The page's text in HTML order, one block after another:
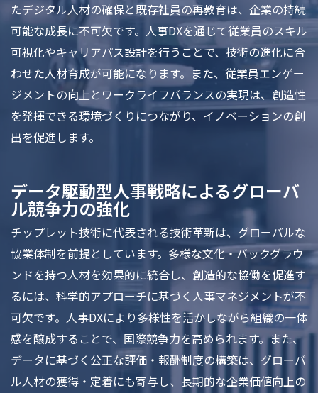
たデジタル人材の確保と既存社員の再教育は、企業の持続
可能な成長に不可欠です。人事DXを通じて従業員のスキル
可視化やキャリアパス設計を行うことで、技術の進化に合
わせた人材育成が可能になります。また、従業員エンゲー
ジメントの向上とワークライフバランスの実現は、創造性
を発揮できる環境づくりにつながり、イノベーションの創
出を促進します。
データ駆動型人事戦略によるグローバ
ル競争力の強化
チップレット技術に代表される技術革新は、グローバルな
協業体制を前提としています。多様な文化・バックグラウ
ンドを持つ人材を効果的に統合し、創造的な協働を促進す
るには、科学的アプローチに基づく人事マネジメントが不
可欠です。人事DXにより多様性を活かしながら組織の一体
感を醸成することで、国際競争力を高められます。また、
データに基づく公正な評価・報酬制度の構築は、グローバ
ル人材の獲得・定着にも寄与し、長期的な企業価値向上の